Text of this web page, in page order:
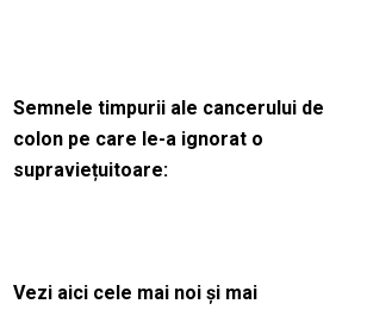
Semnele timpurii ale cancerului de
colon pe care le-a ignorat o
supraviețuitoare:
Vezi aici cele mai noi și mai